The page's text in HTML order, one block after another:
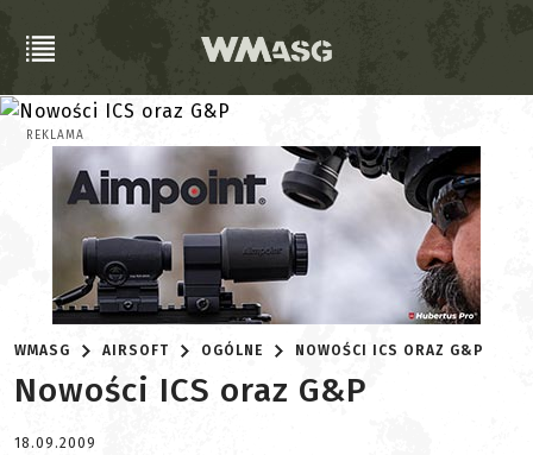
REKLAMA
WMASG AIRSOFT OGÓLNE NOWOŚCI ICS ORAZ G&P
Nowości ICS oraz G&P
18.09.2009